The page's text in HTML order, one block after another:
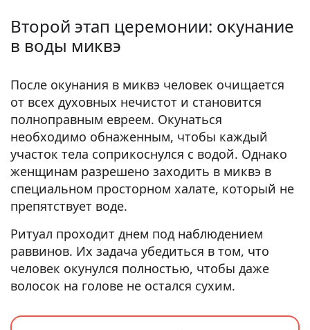
Второй этап церемонии: окунание
в воды миквэ
После окунания в миквэ человек очищается
от всех духовных нечистот и становится
полноправным евреем. Окунаться
необходимо обнаженным, чтобы каждый
участок тела соприкоснулся с водой. Однако
женщинам разрешено заходить в миквэ в
специальном просторном халате, который не
препятствует воде.
Ритуал проходит днем под наблюдением
раввинов. Их задача убедиться в том, что
человек окунулся полностью, чтобы даже
волосок на голове не остался сухим.